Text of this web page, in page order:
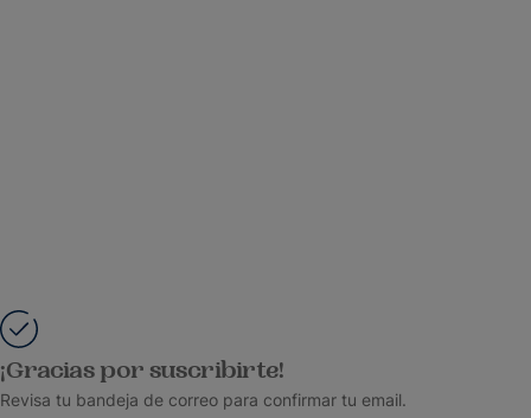
¡Gracias por suscribirte!
Revisa tu bandeja de correo para confirmar tu email.